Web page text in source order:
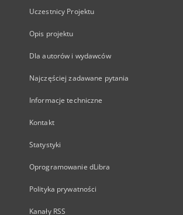
Uczestnicy Projektu
Opis projektu
Dla autorów i wydawców
Najczęściej zadawane pytania
Informacje techniczne
Kontakt
Statystyki
Oprogramowanie dLibra
Polityka prywatności
Kanały RSS